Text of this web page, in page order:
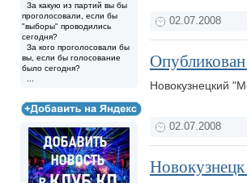
За какую из партий вы бы
проголосовали, если бы
"выборы" проводились
сегодня?
За кого проголосовали бы
вы, если бы голосование
было сегодня?
02.07.2008
Новокузнецкий
02.07.2008
Новокузнецк